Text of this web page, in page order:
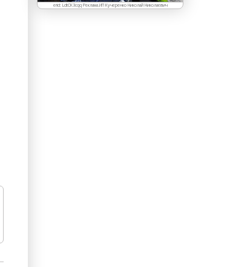
erid: LdtCK3cqq Реклама.ИП Кучеренко Николай Николаевич